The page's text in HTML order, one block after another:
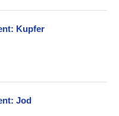
Kupfer
Jod